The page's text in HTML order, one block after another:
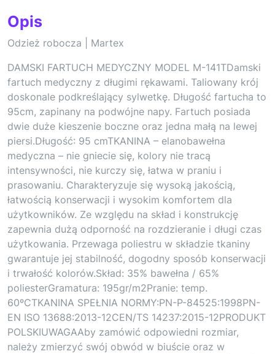
Opis
Odzież robocza | Martex
DAMSKI FARTUCH MEDYCZNY MODEL M-141TDamski
fartuch medyczny z długimi rękawami. Taliowany krój
doskonale podkreślający sylwetkę. Długość fartucha to
95cm, zapinany na podwójne napy. Fartuch posiada
dwie duże kieszenie boczne oraz jedna małą na lewej
piersi.Długość: 95 cmTKANINA – elanobawełna
medyczna – nie gniecie się, kolory nie tracą
intensywności, nie kurczy się, łatwa w praniu i
prasowaniu. Charakteryzuje się wysoką jakością,
łatwością konserwacji i wysokim komfortem dla
użytkowników. Ze względu na skład i konstrukcję
zapewnia dużą odporność na rozdzieranie i długi czas
użytkowania. Przewaga poliestru w składzie tkaniny
gwarantuje jej stabilność, dogodny sposób konserwacji
i trwałość kolorów.Skład: 35% bawełna / 65%
poliesterGramatura: 195gr/m2Pranie: temp.
60ºCTKANINA SPEŁNIA NORMY:PN-P-84525:1998PN-
EN ISO 13688:2013-12CEN/TS 14237:2015-12PRODUKT
POLSKIUWAGAAby zamówić odpowiedni rozmiar,
należy zmierzyć swój obwód w biuście oraz w